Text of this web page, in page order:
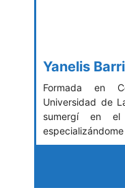
Yanelis
Formada en
Universidad de
sumergí en el